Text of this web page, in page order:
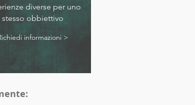
diverse per uno
stesso obbiettivo
informazioni >